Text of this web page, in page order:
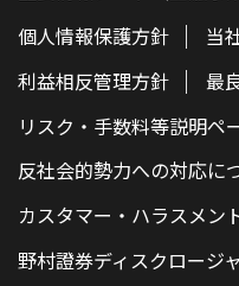
個人情報保護方針
当
利益相反管理方針
最
リスク・手数料等説明ペ
反社会的勢力への対応に
カスタマー・ハラスメン
野村證券ディスクロージ